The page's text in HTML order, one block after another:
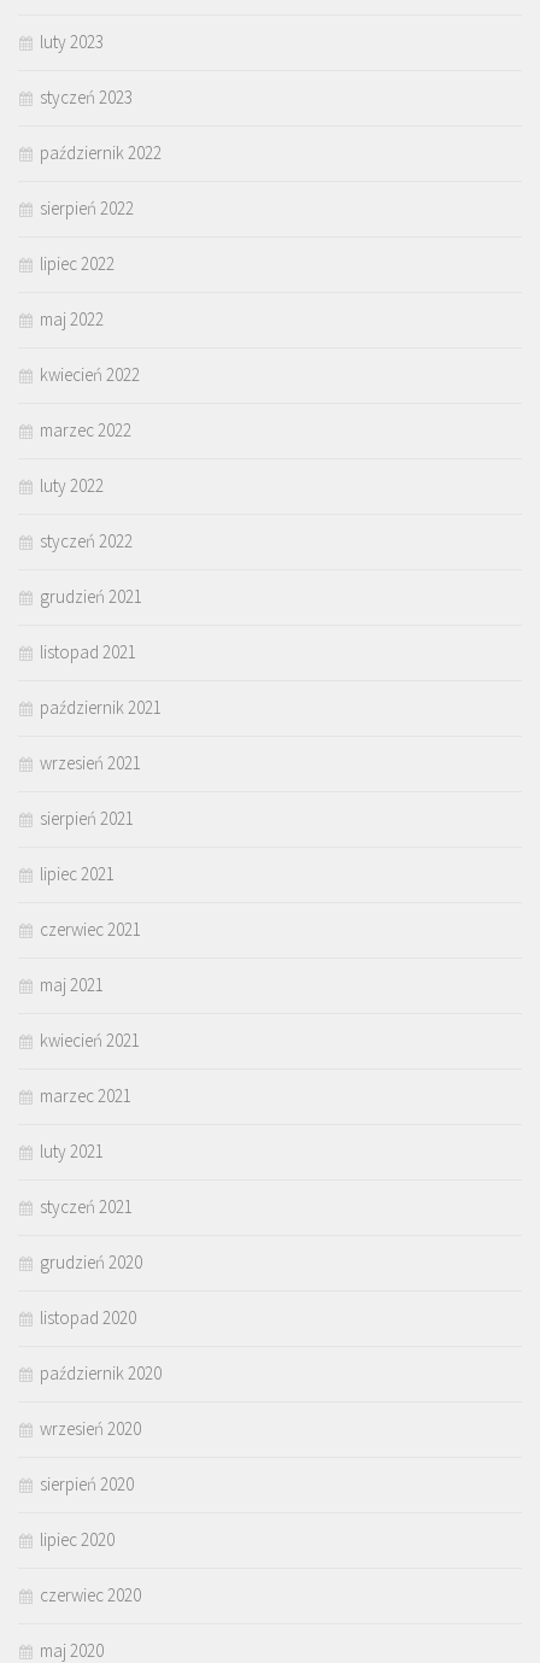
luty 2023
styczeń 2023
październik 2022
sierpień 2022
lipiec 2022
maj 2022
kwiecień 2022
marzec 2022
luty 2022
styczeń 2022
grudzień 2021
listopad 2021
październik 2021
wrzesień 2021
sierpień 2021
lipiec 2021
czerwiec 2021
maj 2021
kwiecień 2021
marzec 2021
luty 2021
styczeń 2021
grudzień 2020
listopad 2020
październik 2020
wrzesień 2020
sierpień 2020
lipiec 2020
czerwiec 2020
maj 2020